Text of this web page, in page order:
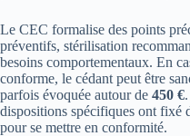
Le CEC formalise des points
préventifs, stérilisation
besoins comportementaux. En
conforme, le cédant peut être
parfois évoquée autour de 450 €
dispositions spécifiques ont fixé
pour se mettre en conformité.